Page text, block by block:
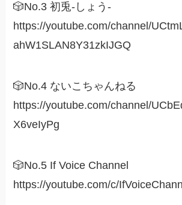
🎲No.3 初兎-しょう-
https://youtube.com/channel/
ahW1SLAN8Y31zkIJGQ
🎲No.4 ないこちゃんねる
https://youtube.com/channel/
X6veIyPg
🎲No.5 If Voice Channel
https://youtube.com/c/